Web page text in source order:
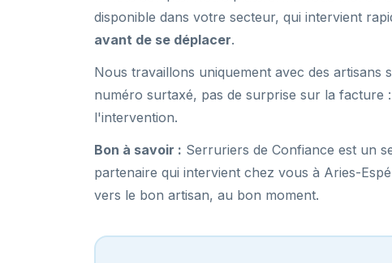
disponible dans votre secteur, qui intervient
avant de se déplacer.
Nous travaillons uniquement avec des artisans
numéro surtaxé, pas de surprise sur la facture
l'intervention.
Bon à savoir : Serruriers de Confiance est un
partenaire qui intervient chez vous à Aries-
vers le bon artisan, au bon moment.